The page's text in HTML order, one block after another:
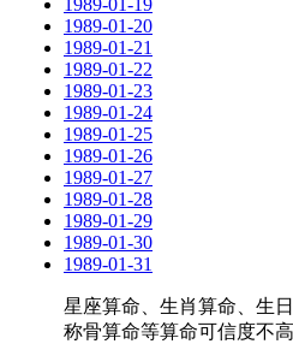
1989-01-20
1989-01-21
1989-01-22
1989-01-23
1989-01-24
1989-01-25
1989-01-26
1989-01-27
1989-01-28
1989-01-29
1989-01-30
1989-01-31
星座算命、生肖算命、生
称骨算命等算命可信度不